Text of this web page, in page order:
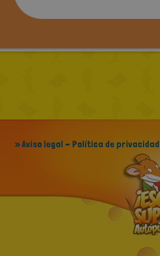
» Aviso legal - Política de privacidad